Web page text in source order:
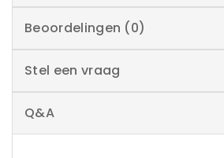
Beoordelingen (0)
Stel een vraag
Q&A